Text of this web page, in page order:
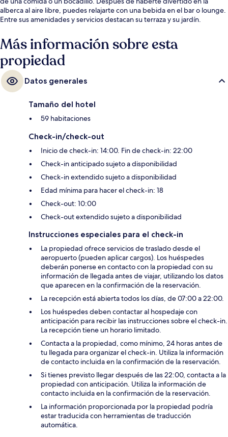
alberca al aire libre, puedes relajarte con una bebida en el bar o lounge.
Entre sus amenidades y servicios destacan su terraza y su jardín.
Más información sobre esta
propiedad
Datos generales
Tamaño del hotel
59 habitaciones
Check-in/check-out
Inicio de check-in: 14:00. Fin de check-in: 22:00
Check-in anticipado sujeto a disponibilidad
Check-in extendido sujeto a disponibilidad
Edad mínima para hacer el check-in: 18
Check-out: 10:00
Check-out extendido sujeto a disponibilidad
Instrucciones especiales para el check-in
La propiedad ofrece servicios de traslado desde el
aeropuerto (pueden aplicar cargos). Los huéspedes
deberán ponerse en contacto con la propiedad con su
información de llegada antes de viajar, utilizando los datos
que aparecen en la confirmación de la reservación.
La recepción está abierta todos los días, de 07:00 a 22:00.
Los huéspedes deben contactar al hospedaje con
anticipación para recibir las instrucciones sobre el check-in.
La recepción tiene un horario limitado.
Contacta a la propiedad, como mínimo, 24 horas antes de
tu llegada para organizar el check-in. Utiliza la información
de contacto incluida en la confirmación de la reservación.
Si tienes previsto llegar después de las 22:00, contacta a la
propiedad con anticipación. Utiliza la información de
contacto incluida en la confirmación de la reservación.
La información proporcionada por la propiedad podría
estar traducida con herramientas de traducción
automática.